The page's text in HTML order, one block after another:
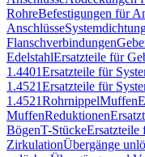
RohreBefestigungen für
Anschlüsse
Flanschverbindungen
EdelstahlErsatzteile für
1.4401Ersatzteile für
1.4521Ersatzteile für
1.4521RohrnippelMuffen
MuffenReduktionen
BögenT-StückeErsatzteile
ZirkulationÜbergänge